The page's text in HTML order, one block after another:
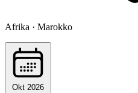
Afrika · Marokko
Okt 2026